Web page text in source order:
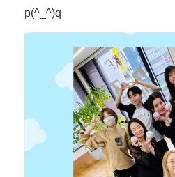
p(^_^)q